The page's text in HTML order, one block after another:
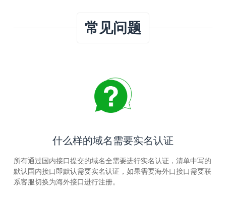
常见问题
什么样的域名需要实名认证
所有通过国内接口提交的域名全需要进行实名认证，清单中写的
默认国内接口即默认需要实名认证，如果需要海外口接口需要联
系客服切换为海外接口进行注册。